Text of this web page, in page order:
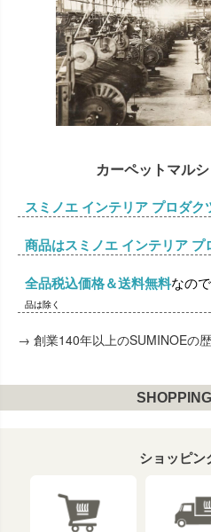
カーペットマル
スミノエ インテリア プロダク
商品はスミノエ インテリア プ
全品税込価格＆送料無料なの
品は除く
→ 創業140年以上のSUMINOEの
ショッピン